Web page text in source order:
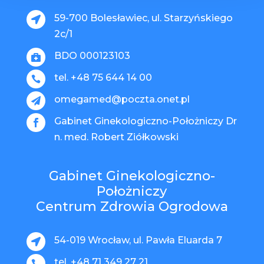

59-700 Bolesławiec, ul. Starzyńskiego
2c/1
 BDO 000123103
 tel. +48 75 644 14 00
 omegamed@poczta.onet.pl

Gabinet Ginekologiczno-Położniczy Dr
n. med. Robert Ziółkowski
Gabinet Ginekologiczno-
Położniczy
Centrum Zdrowia Ogrodowa
 54-019 Wrocław, ul. Pawła Eluarda 7